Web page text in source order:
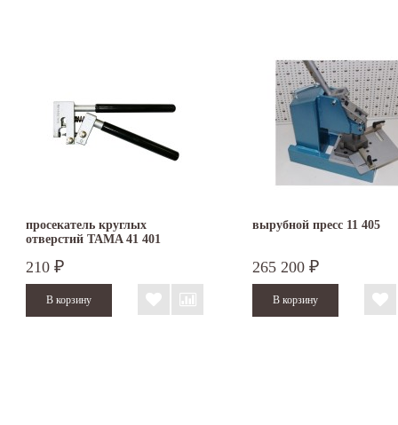
просекатель круглых
отверстий TAMA 41 401
210 ₽
вырубной пресс 11 405
265 200 ₽